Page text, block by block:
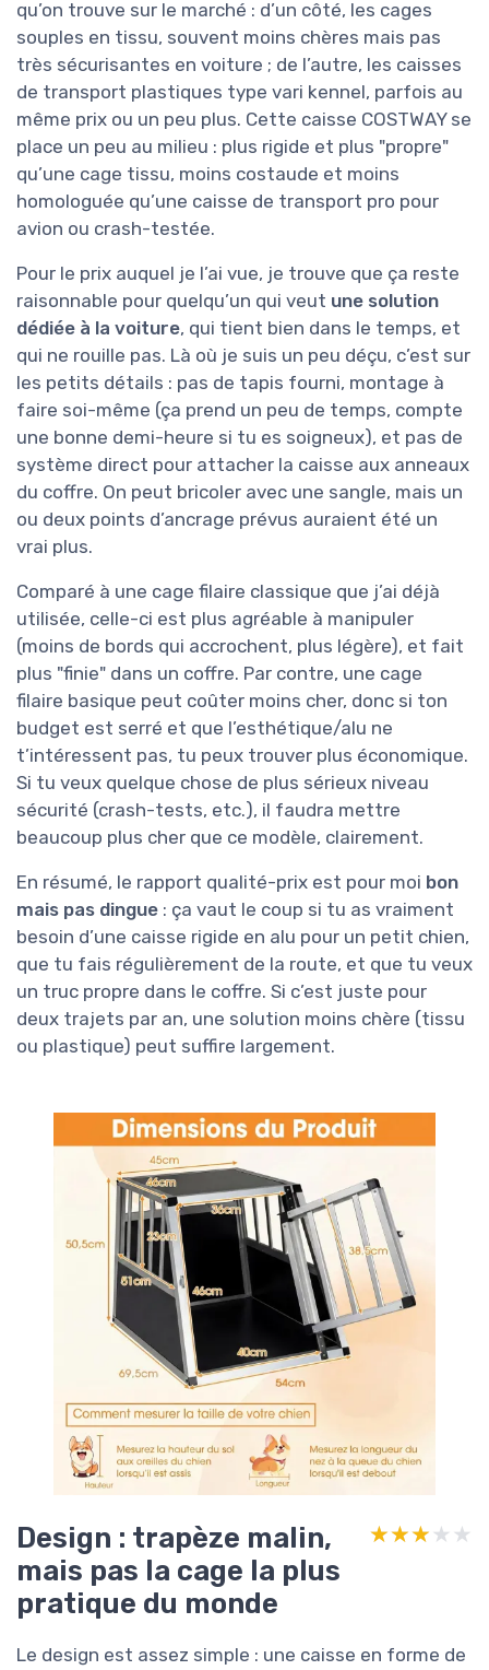
qu’on trouve sur le marché : d’un côté, les cages
souples en tissu, souvent moins chères mais pas
très sécurisantes en voiture ; de l’autre, les caisses
de transport plastiques type vari kennel, parfois au
même prix ou un peu plus. Cette caisse COSTWAY se
place un peu au milieu : plus rigide et plus "propre"
qu’une cage tissu, moins costaude et moins
homologuée qu’une caisse de transport pro pour
avion ou crash-testée.
Pour le prix auquel je l’ai vue, je trouve que ça reste
raisonnable pour quelqu’un qui veut une solution
dédiée à la voiture, qui tient bien dans le temps, et
qui ne rouille pas. Là où je suis un peu déçu, c’est sur
les petits détails : pas de tapis fourni, montage à
faire soi-même (ça prend un peu de temps, compte
une bonne demi-heure si tu es soigneux), et pas de
système direct pour attacher la caisse aux anneaux
du coffre. On peut bricoler avec une sangle, mais un
ou deux points d’ancrage prévus auraient été un
vrai plus.
Comparé à une cage filaire classique que j’ai déjà
utilisée, celle-ci est plus agréable à manipuler
(moins de bords qui accrochent, plus légère), et fait
plus "finie" dans un coffre. Par contre, une cage
filaire basique peut coûter moins cher, donc si ton
budget est serré et que l’esthétique/alu ne
t’intéressent pas, tu peux trouver plus économique.
Si tu veux quelque chose de plus sérieux niveau
sécurité (crash-tests, etc.), il faudra mettre
beaucoup plus cher que ce modèle, clairement.
En résumé, le rapport qualité-prix est pour moi bon
mais pas dingue : ça vaut le coup si tu as vraiment
besoin d’une caisse rigide en alu pour un petit chien,
que tu fais régulièrement de la route, et que tu veux
un truc propre dans le coffre. Si c’est juste pour
deux trajets par an, une solution moins chère (tissu
ou plastique) peut suffire largement.
Design : trapèze malin,
mais pas la cage la plus
pratique du monde
★★★★★
★★★★★
Le design est assez simple : une caisse en forme de